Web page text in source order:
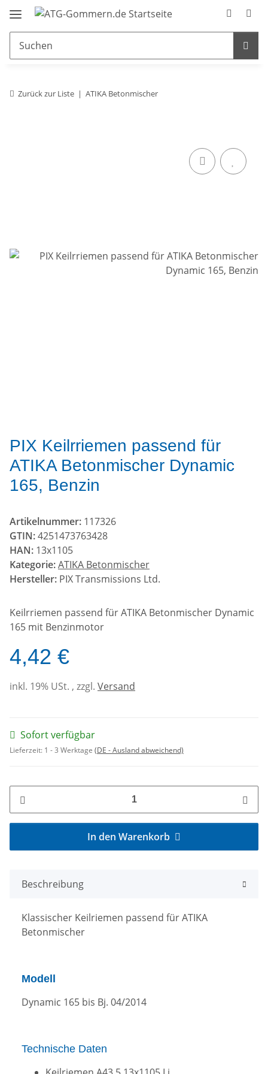
Zurück zur Liste ATIKA Betonmischer
PIX Keilrriemen passend für
ATIKA Betonmischer Dynamic
165, Benzin
Artikelnummer: 117326
GTIN:4251473763428
HAN: 13x1105
Kategorie:ATIKA Betonmischer
Hersteller: PIX Transmissions Ltd.
Keilrriemen passend für ATIKA Betonmischer Dynamic
165 mit Benzinmotor
4,42 €
inkl. 19% USt. , zzgl. Versand
Sofort verfügbar
Lieferzeit: 1 - 3 Werktage (DE - Ausland abweichend)
In den Warenkorb
Beschreibung
Klassischer Keilriemen passend für ATIKA
Betonmischer
Modell
Dynamic 165 bis Bj. 04/2014
Technische Daten